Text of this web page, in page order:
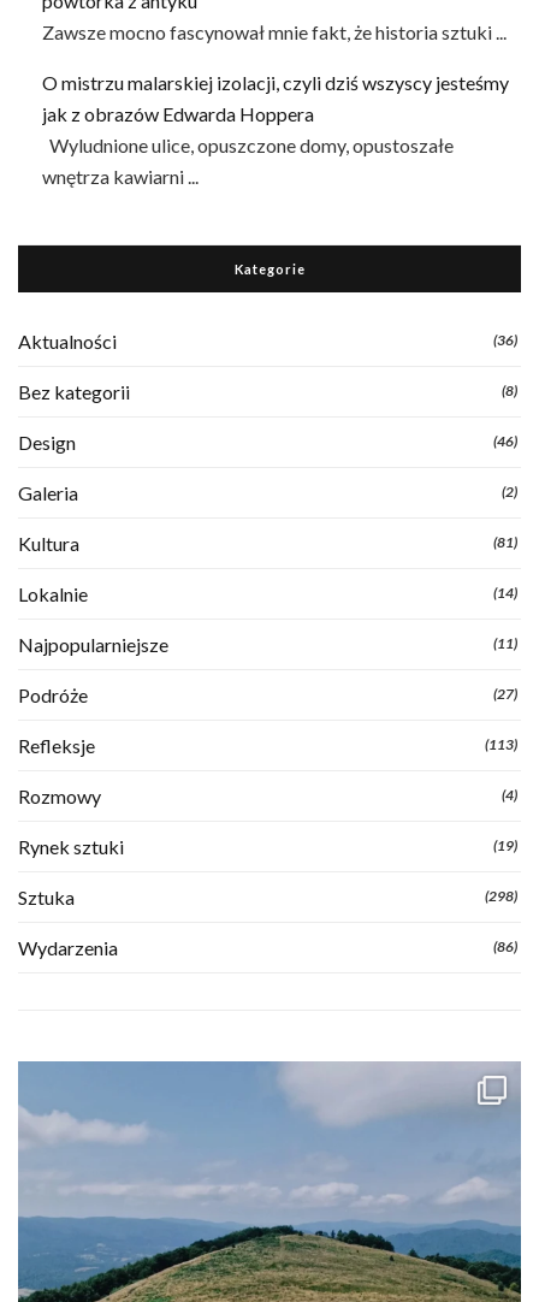
Zawsze mocno fascynował mnie fakt, że historia sztuki ...
O mistrzu malarskiej izolacji, czyli dziś wszyscy jesteśmy
jak z obrazów Edwarda Hoppera
Wyludnione ulice, opuszczone domy, opustoszałe
wnętrza kawiarni ...
Kategorie
Aktualności (36)
Bez kategorii (8)
Design (46)
Galeria (2)
Kultura (81)
Lokalnie (14)
Najpopularniejsze (11)
Podróże (27)
Refleksje (113)
Rozmowy (4)
Rynek sztuki (19)
Sztuka (298)
Wydarzenia (86)